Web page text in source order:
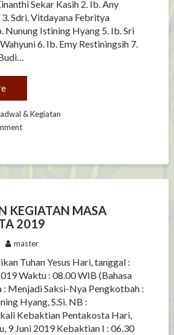
Sekar Kasih 2. Ib. Any
Sdri. Vitdayana Febritya
Nunung Istining Hyang 5. Ib. Sri
6. Ib. Emy Restiningsih 7.
& Kegiatan
KEGIATAN MASA
2019
master
Tuhan Yesus Hari, tanggal :
Waktu : 08.00 WIB (Bahasa
: Menjadi Saksi-Nya Pengkotbah :
Hyang, S.Si. NB :
Kebaktian Pentakosta Hari,
9 Juni 2019 Kebaktian I : 06.30